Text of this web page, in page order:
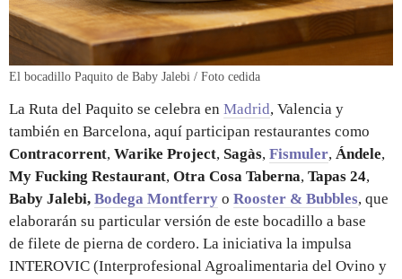
El bocadillo Paquito de Baby Jalebi / Foto cedida
La Ruta del Paquito se celebra en Madrid, Valencia y
también en Barcelona, aquí participan restaurantes como
Contracorrent, Warike Project, Sagàs, Fismuler, Ándele,
My Fucking Restaurant, Otra Cosa Taberna, Tapas 24,
Baby Jalebi, Bodega Montferry o Rooster & Bubbles, que
elaborarán su particular versión de este bocadillo a base
de filete de pierna de cordero. La iniciativa la impulsa
INTEROVIC (Interprofesional Agroalimentaria del Ovino y